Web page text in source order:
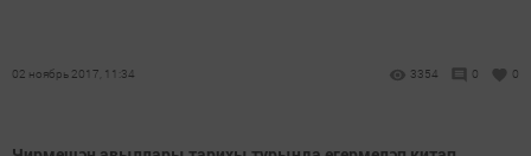
02 ноябрь 2017, 11:34 3354 0 0